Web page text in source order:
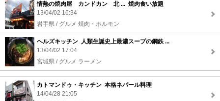
情熱の焼肉屋 カンドカン 北 ... 焼肉食い放題
13/04/02 16:34
岩手県 / グルメ 焼肉・ホルモン
ヘルズキッチン 人類生誕史上最濃スープの鋼鉄 ...
13/04/02 17:04
宮城県 / グルメ ラーメン
カトマンドゥ・キッチン 本格ネパール料理
14/04/28 21:05